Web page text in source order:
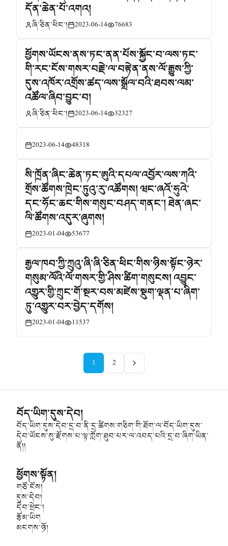
དོན་ཆེན་པོ་འགའ།
ཞི་ཅིན་ཕིང་། 2023-06-14 76683
ཕྱོགས་ཡོངས་ནས་ཏང་ནན་པོས་སྐྱོང་བ་ལས་ཏང་
གི་རང་ངོས་གསར་བརྗེ་ལ་བརྟེན་ནས་ལོ་རྒྱུས་ཀྱི་
དུས་འཁོར་འགྲོས་ཚད་ལས་སྒྲོལ་བའི་ཐབས་ལམ་
འཚོལ་ཞིབ་བྱུང་བ།
ཞི་ཅིན་ཕིང་། 2023-06-14 32327
2023-06-14 48318
སི་ཁྲོན་ཞིང་ཆེན་ཏང་ཨུའི་དཔལ་འབྱོར་ལས་ཀའི་
གྲོས་ཚོགས་ཁྲེང་ཏུའུ་རུ་འཚོགས། ཝང་ཞའོ་ཧུའེ་
དང་ཧོང་ཆང་གིས་གསུང་བཤད་གནང་། ཐེན་ཞང་
ལི་ཚོགས་འདུར་ཞུགས།
2023-01-04 53677
རྒྱལ་ཁབ་ཀྱི་ཀྲུའུ་ཞི་ཞི་ཅིན་ཕིང་གིས་ཉིས་སྟོང་ཉེར་
གསུམ་ལོའི་ལོ་གསར་གྱི་ཤིས་ཚིག་གསུངས། འབྱུང་
འགྱུར་གྱི་ཀྲུང་གོ་སྔར་བས་མཛེས་སྡུག་ལྡན་པ་ཞིག་
ཏུ་འགྱུར་བར་བྱེད་དགོས།
2023-01-04 11537
1 2
བོད་ཡིག་དུས་དེབ།
བོད་ཡིག་དུས་དེབ་དྲ་བ་ནི་དྲ་ཚིགས་གཅིག་གི་ཐོག་ལ་བོད་ཡིག་དུས་
དེབ་ཡོངས་སུ་རྫོགས་པ་ལྟ་ཀློག་ཐུབ་པར་ལ་འབད་པའི་དྲ་བ་ཞིག་ཡིན་
ནོ།།
ཕྱོགས་སྟོན།
གཙོ་ངོས།
དུས་དེབ།
དེབ་ཕྲེང་།
རྩོམ་ཡིག
མངགས་ཉོ།